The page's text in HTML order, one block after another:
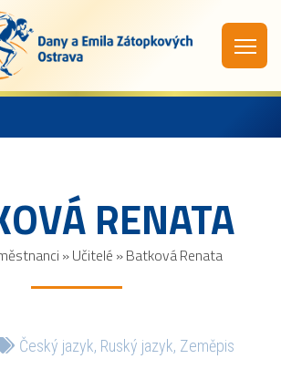
RENATA
»Učitelé »Batková Renata
Český jazyk, Ruský jazyk, Zeměpis